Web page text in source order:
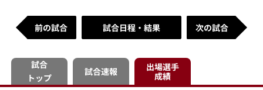
前の試合 試合日程・結果 次の試合
試合
トップ
試合速報
出場選手
成績